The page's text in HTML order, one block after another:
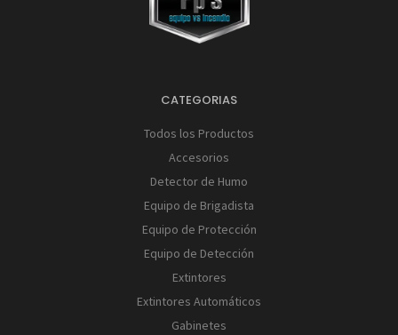
CATEGORIAS
Todos los Productos
Accesorios
Detector de Humo
Equipo de Brigadista
Equipo de Protección
Equipo de Detección
Extintores
Extintores Automáticos
Gabinetes